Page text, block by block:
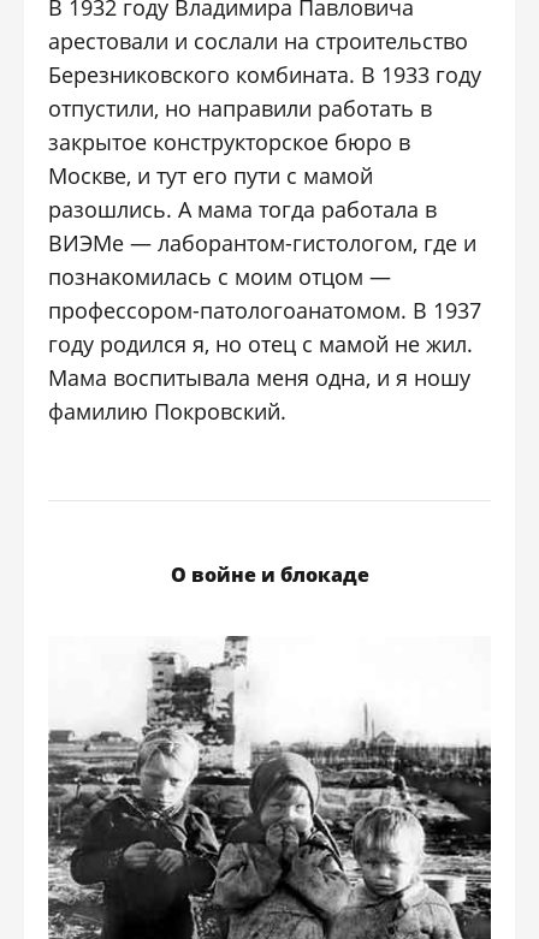
В 1932 году Владимира Павловича
арестовали и сослали на строительство
Березниковского комбината. В 1933 году
отпустили, но направили работать в
закрытое конструкторское бюро в
Москве, и тут его пути с мамой
разошлись. А мама тогда работала в
ВИЭМе — лаборантом-гистологом, где и
познакомилась с моим отцом —
профессором-патологоанатомом. В 1937
году родился я, но отец с мамой не жил.
Мама воспитывала меня одна, и я ношу
фамилию Покровский.
О войне и блокаде